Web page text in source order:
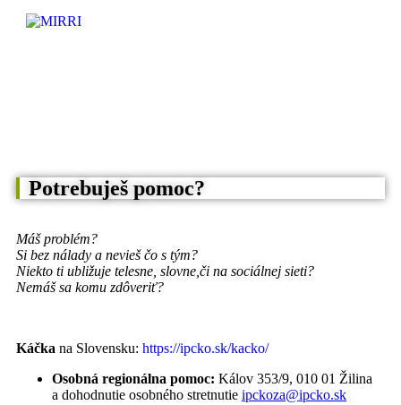
Potrebuješ pomoc?
Máš problém?
Si bez nálady a nevieš čo s tým?
Niekto ti ubližuje telesne, slovne, či na sociálnej sieti?
Nemáš sa komu zdôveriť?
Káčka na Slovensku: https://ipcko.sk/kacko/
Osobná regionálna pomoc: Kálov 353/9, 010 01 Žilina
a dohodnutie osobného stretnutie ipckoza@ipcko.sk